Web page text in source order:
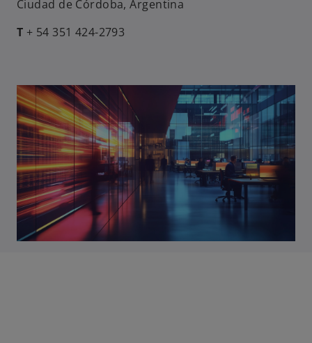
Ciudad de Córdoba, Argentina
T + 54 351 424-2793